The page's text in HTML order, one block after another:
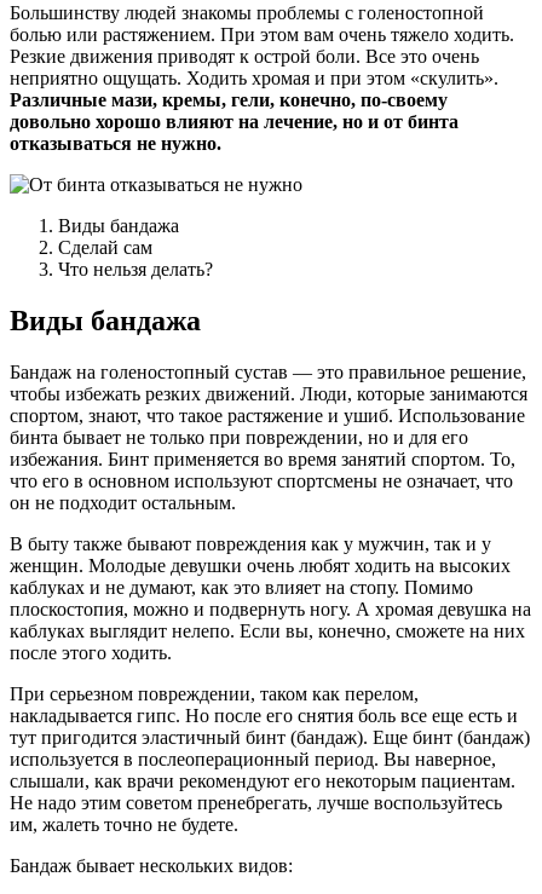
Большинству людей знакомы проблемы с голеностопной
болью или растяжением. При этом вам очень тяжело ходить.
Резкие движения приводят к острой боли. Все это очень
неприятно ощущать. Ходить хромая и при этом «скулить».
Различные мази, кремы, гели, конечно, по-своему
довольно хорошо влияют на лечение, но и от бинта
отказываться не нужно.
Виды бандажа
Сделай сам
Что нельзя делать?
Виды бандажа
Бандаж на голеностопный сустав — это правильное решение,
чтобы избежать резких движений. Люди, которые занимаются
спортом, знают, что такое растяжение и ушиб. Использование
бинта бывает не только при повреждении, но и для его
избежания. Бинт применяется во время занятий спортом. То,
что его в основном используют спортсмены не означает, что
он не подходит остальным.
В быту также бывают повреждения как у мужчин, так и у
женщин. Молодые девушки очень любят ходить на высоких
каблуках и не думают, как это влияет на стопу. Помимо
плоскостопия, можно и подвернуть ногу. А хромая девушка на
каблуках выглядит нелепо. Если вы, конечно, сможете на них
после этого ходить.
При серьезном повреждении, таком как перелом,
накладывается гипс. Но после его снятия боль все еще есть и
тут пригодится эластичный бинт (бандаж). Еще бинт (бандаж)
используется в послеоперационный период. Вы наверное,
слышали, как врачи рекомендуют его некоторым пациентам.
Не надо этим советом пренебрегать, лучше воспользуйтесь
им, жалеть точно не будете.
Бандаж бывает нескольких видов: